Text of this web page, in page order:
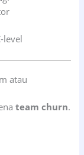
level
atau
team churn.